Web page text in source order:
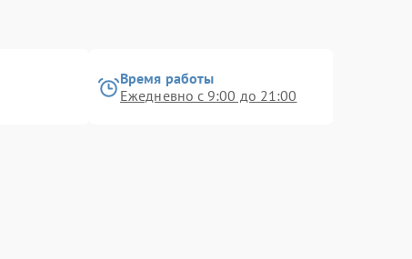
Время работы
Ежедневно с 9:00 до 21:00